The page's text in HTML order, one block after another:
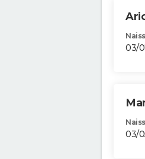
03/
03/